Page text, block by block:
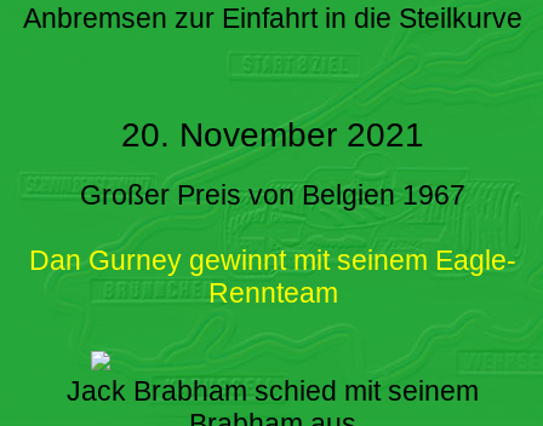
Anbremsen zur Einfahrt in die Steilkurve
20. November 2021
Großer Preis von Belgien 1967
Dan Gurney gewinnt mit seinem Eagle-
Rennteam
Jack Brabham schied mit seinem